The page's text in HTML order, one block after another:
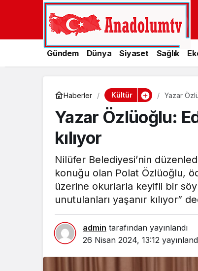
Gündem Dünya Siyaset Sağlık
Haberler Kültür Yazar
Yazar Özlüoğlu:
kılıyor
Nilüfer Belediyesi’nin
konuğu olan Polat Özlüoğlu,
üzerine okurlarla keyifli bir
unutulanları yaşanır kılıyor”
admin tarafından yayınlandı
26 Nisan 2024, 13:12
Spor